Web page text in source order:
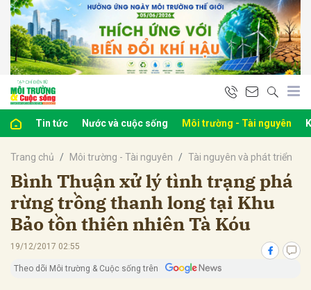
Tin tức Nước và cuộc sống Môi trường - Tài nguyên
Trang chủ Môi trường - Tài nguyên Tài nguyên và phát triển
Bình Thuận xử lý tình trạng phá
rừng trồng thanh long tại Khu
Bảo tồn thiên nhiên Tà Kóu
19/12/2017 02:55
Theo dõi Môi trường & Cuộc sống trên
luận
Hủy